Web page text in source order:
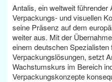
Antalis, ein weltweit führender
Verpackungs- und visuellen
seine Präsenz auf dem
weiter aus. Mit der
einem deutschen
Verpackungslösungen, setzt
Wachstumskurs im Bereich
Verpackungskonzepte